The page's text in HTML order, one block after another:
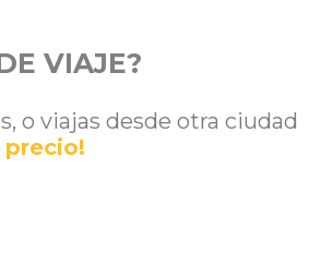
VIAJE?
o viajas desde otra ciudad